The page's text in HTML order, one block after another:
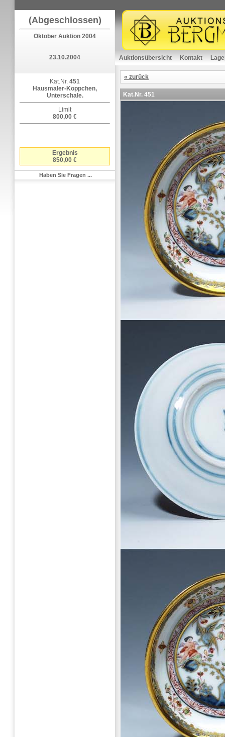
(Abgeschlossen)
Oktober Auktion 2004
23.10.2004
Kat.Nr. 451
Hausmaler-Koppchen,
Unterschale.
Limit
800,00 €
Ergebnis
850,00 €
Haben Sie Fragen ...
Auktionsübersicht Kontakt
« zurück
Kat.Nr. 451